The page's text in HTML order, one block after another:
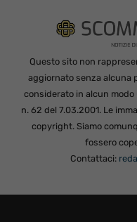
Questo sito non
aggiornato senza alcuna
considerato in alcun
n. 62 del 7.03.2001. Le
copyright. Siamo
fossero
Contattaci: